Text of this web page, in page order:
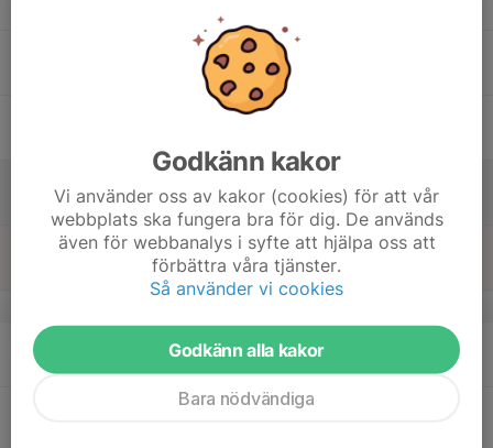
20
Mån
Godkänn kakor
Vi använder oss av kakor (cookies) för att vår
webbplats ska fungera bra för dig. De används
även för webbanalys i syfte att hjälpa oss att
förbättra våra tjänster.
Så använder vi cookies
Godkänn alla kakor
Bara nödvändiga